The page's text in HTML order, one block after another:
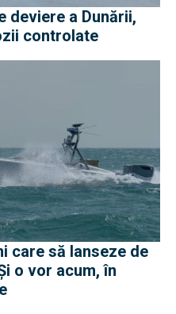
deviere a Dunării,
controlate
care să lanseze de
o vor acum, în